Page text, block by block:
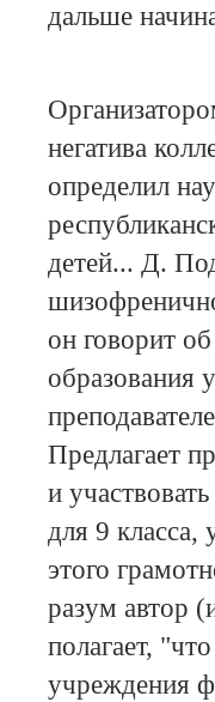
дальше
негатива
определил
детей... Д.
он говорит
образования
Предлагает
и
для 9 класса,
этого
разум автор
полагает,
учреждения